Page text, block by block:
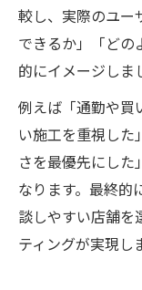
較し、実際のユー
できるか」「どの
的にイメージしま
例えば「通勤や買
い施工を重視した
さを最優先にした
なります。最終的
談しやすい店舗を
ティングが実現し